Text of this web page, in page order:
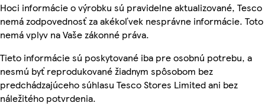
Hoci informácie o výrobku sú pravidelne aktualizované, Tesco
nemá zodpovednosť za akékoľvek nesprávne informácie. Toto
nemá vplyv na Vaše zákonné práva.
Tieto informácie sú poskytované iba pre osobnú potrebu, a
nesmú byť reprodukované žiadnym spôsobom bez
predchádzajúceho súhlasu Tesco Stores Limited ani bez
náležitého potvrdenia.